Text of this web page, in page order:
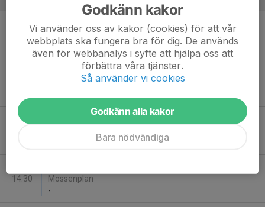
Lör 17
13:30
Motala AIF FK Vit - Malmslätts AIK Vit
Staffanstorp
-
Motala AIF FK Svart - Hjulsbro IK Röd
Staffanstorp
Lör 24
14:30
Mossenplan
-
Godkänn kakor
Vi använder oss av kakor (cookies) för att vår
webbplats ska fungera bra för dig. De används
även för webbanalys i syfte att hjälpa oss att
förbättra våra tjänster.
Så använder vi cookies
Godkänn alla kakor
Bara nödvändiga